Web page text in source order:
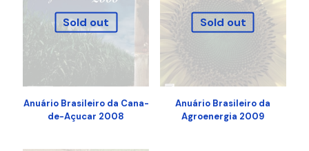
Sold out
Anuário Brasileiro da Cana-
de-Açucar 2008
Sold out
Anuário Brasileiro da
Agroenergia 2009